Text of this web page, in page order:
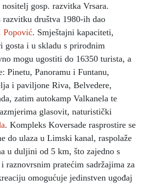
gosp. razvitka Vrsara.
razvitku društva 1980-ih dao
Popović. Smještajni kapaciteti,
gosta i u skladu s prirodnim
mogu ugostiti do 16350 turista, a
Pinetu, Panoramu i Funtanu,
i paviljone Riva, Belvedere,
zatim autokamp Valkanela te
glasovit, naturistički
. Kompleks Koversade rasprostire se
do ulaza u Limski kanal, raspolaže
u duljini od 5 km, što zajedno s
i raznovrsnim pratećim sadržajima za
omogućuje jedinstven ugođaj